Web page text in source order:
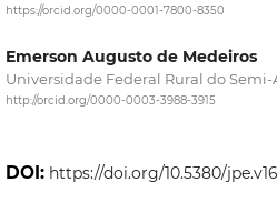
https://orcid.org/0000-0001-7800-8350
Emerson Augusto de Medeiros
Universidade Federal Rural do Semi-
http://orcid.org/0000-0003-3988-3915
DOI: https://doi.org/10.5380/